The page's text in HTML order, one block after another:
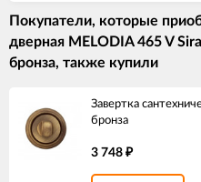
Покупатели, которые
дверная MELODIA 465 V
бронза, также купили
Завертка
бронза
3 748 ₽